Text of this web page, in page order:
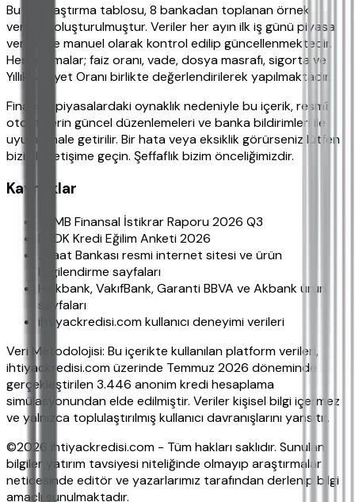
Bu karşılaştırma tablosu, 8 bankadan toplanan örnek
verilerle oluşturulmuştur. Veriler her ayın ilk iş günü piyasa
verileriyle manuel olarak kontrol edilip güncellenmektedir.
Hesaplamalar; faiz oranı, vade, dosya masrafı, sigorta ve
Yıllık Maliyet Oranı birlikte değerlendirilerek yapılmaktadır.
Finansal piyasalardaki oynaklık nedeniyle bu içerik, resmî
otoritelerin güncel düzenlemeleri ve banka bildirimleri ile
uyumlu hale getirilir. Bir hata veya eksiklik görürseniz lütfen
bizimle iletişime geçin. Şeffaflık bizim önceliğimizdir.
Kaynaklar
TCMB Finansal İstikrar Raporu 2026 Q3
BDDK Kredi Eğilim Anketi 2026
Ziraat Bankası resmi internet sitesi ve ürün
bilgilendirme sayfaları
Halkbank, VakıfBank, Garanti BBVA ve Akbank ürün
sayfaları
ihtiyackredisi.com kullanıcı deneyimi verileri
Veri Metodolojisi: Bu içerikte kullanılan platform verileri,
ihtiyackredisi.com üzerinde Temmuz 2026 döneminde
gerçekleştirilen 3.446 anonim kredi hesaplama
simülasyonundan elde edilmiştir. Veriler kişisel bilgi içermez
ve yalnızca toplulaştırılmış kullanıcı davranışlarını yansıtır.
©2026 ihtiyackredisi.com - Tüm hakları saklıdır. Sunulan
bilgiler yatırım tavsiyesi niteliğinde olmayıp araştırmalar
neticesinde editör ve yazarlarımız tarafından derlenip bilgi
amaçlı sunulmaktadır.